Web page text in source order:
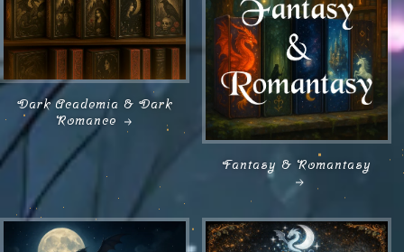
Dark Academia & Dark
Romance
Fantasy & Romantasy